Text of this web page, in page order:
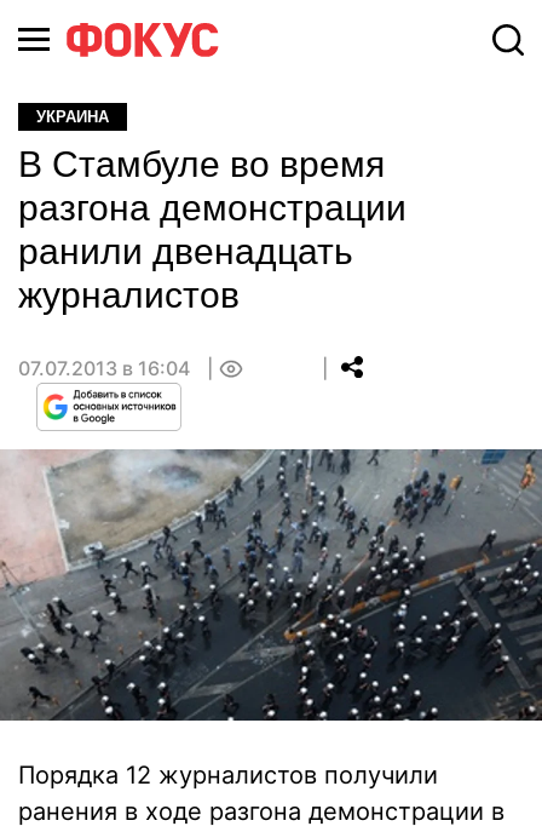
УКРАИНА
В Стамбуле во время
разгона демонстрации
ранили двенадцать
журналистов
07.07.2013 в 16:04
Порядка 12 журналистов получили
ранения в ходе разгона демонстрации в